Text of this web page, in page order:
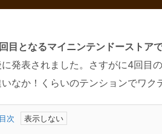
目となるマイニンテンドーストア
発表されました。さすがに4回目
なか！くらいのテンションでワク
目次